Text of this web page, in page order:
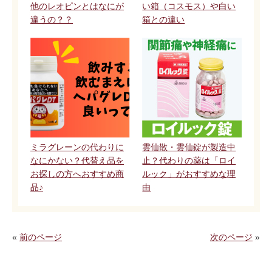
他のレオピンとはなにが
違うの？？
い箱（コスモス）や白い
箱との違い
ミラグレーンの代わりに
なにかない？代替え品を
お探しの方へおすすめ商
品♪
雲仙散・雲仙錠が製造中
止？代わりの薬は「ロイ
ルック」がおすすめな理
由
« 前のページ 次のページ »